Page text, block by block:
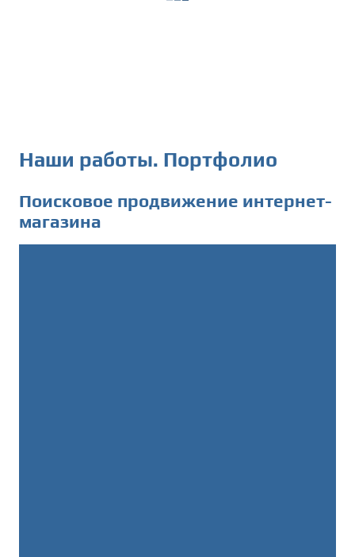
Наши работы. Портфолио
Поисковое продвижение интернет-
магазина